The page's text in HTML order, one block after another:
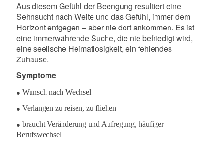
Aus diesem Gefühl der Beengung resultiert eine
Sehnsucht nach Weite und das Gefühl, immer dem
Horizont entgegen – aber nie dort ankommen. Es ist
eine immerwährende Suche, die nie befriedigt wird,
eine seelische Heimatlosigkeit, ein fehlendes
Zuhause.
Symptome
● Wunsch nach Wechsel
● Verlangen zu reisen, zu fliehen
● braucht Veränderung und Aufregung, häufiger
Berufswechsel